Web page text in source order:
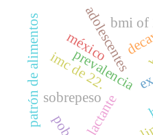
lactante
prevalencia
sobrepeso
adolescentes
patrón de alimentos bmi of
imc de 22.
méxico